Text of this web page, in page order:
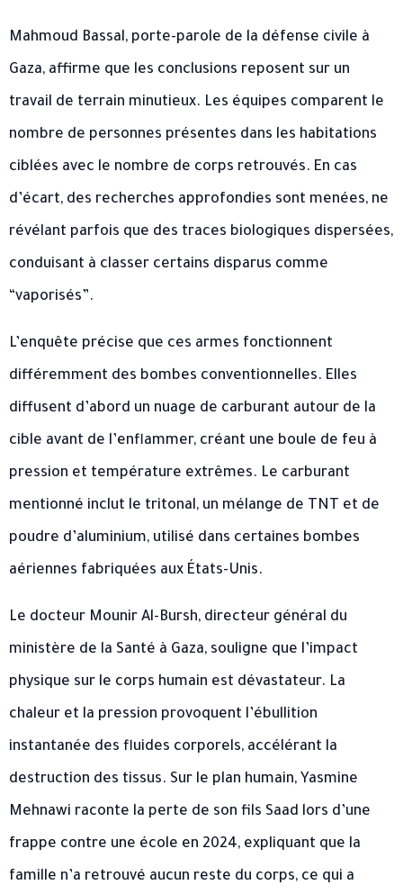
Mahmoud Bassal, porte-parole de la défense civile à
Gaza, affirme que les conclusions reposent sur un
travail de terrain minutieux. Les équipes comparent le
nombre de personnes présentes dans les habitations
ciblées avec le nombre de corps retrouvés. En cas
d’écart, des recherches approfondies sont menées, ne
révélant parfois que des traces biologiques dispersées,
conduisant à classer certains disparus comme
“vaporisés”.
L’enquête précise que ces armes fonctionnent
différemment des bombes conventionnelles. Elles
diffusent d’abord un nuage de carburant autour de la
cible avant de l’enflammer, créant une boule de feu à
pression et température extrêmes. Le carburant
mentionné inclut le tritonal, un mélange de TNT et de
poudre d’aluminium, utilisé dans certaines bombes
aériennes fabriquées aux États-Unis.
Le docteur Mounir Al-Bursh, directeur général du
ministère de la Santé à Gaza, souligne que l’impact
physique sur le corps humain est dévastateur. La
chaleur et la pression provoquent l’ébullition
instantanée des fluides corporels, accélérant la
destruction des tissus. Sur le plan humain, Yasmine
Mehnawi raconte la perte de son fils Saad lors d’une
frappe contre une école en 2024, expliquant que la
famille n’a retrouvé aucun reste du corps, ce qui a